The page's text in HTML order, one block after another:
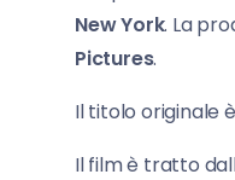
New York. La
Pictures.
Il titolo originale è
Il film è tratto